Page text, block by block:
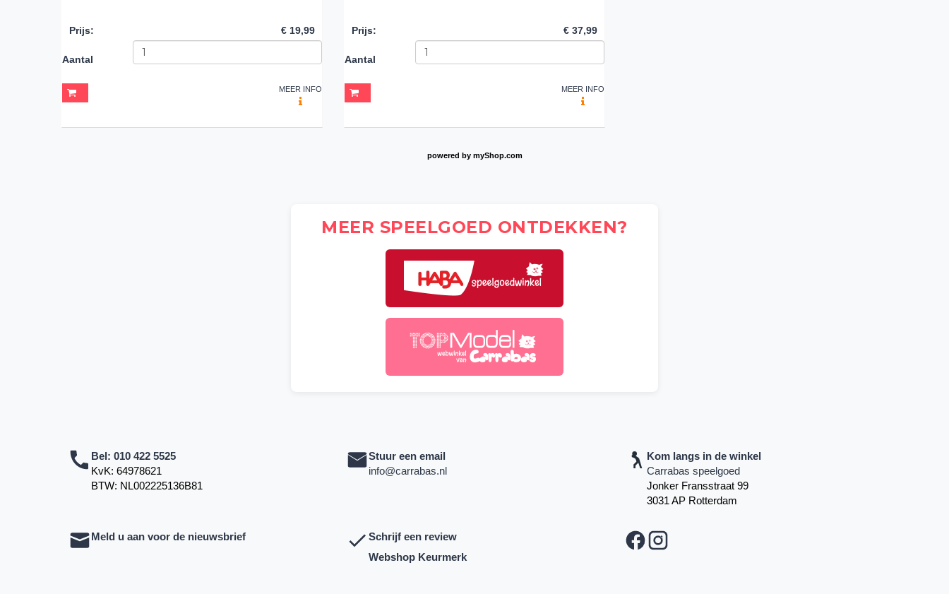
Prijs: € 19,99
Aantal
MEER INFO
Prijs: € 37,99
Aantal
MEER INFO
powered by myShop.com
MEER SPEELGOED ONTDEKKEN?
Bel: 010 422 5525
KvK: 64978621
BTW: NL002225136B81
Stuur een email
info@carrabas.nl
Kom langs in de winkel
Carrabas speelgoed
Jonker Fransstraat 99
3031 AP Rotterdam
Meld u aan voor de nieuwsbrief
Schrijf een review
Webshop Keurmerk